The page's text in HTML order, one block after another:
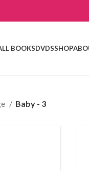
BOOKSDVDSSHOP
Baby - 3